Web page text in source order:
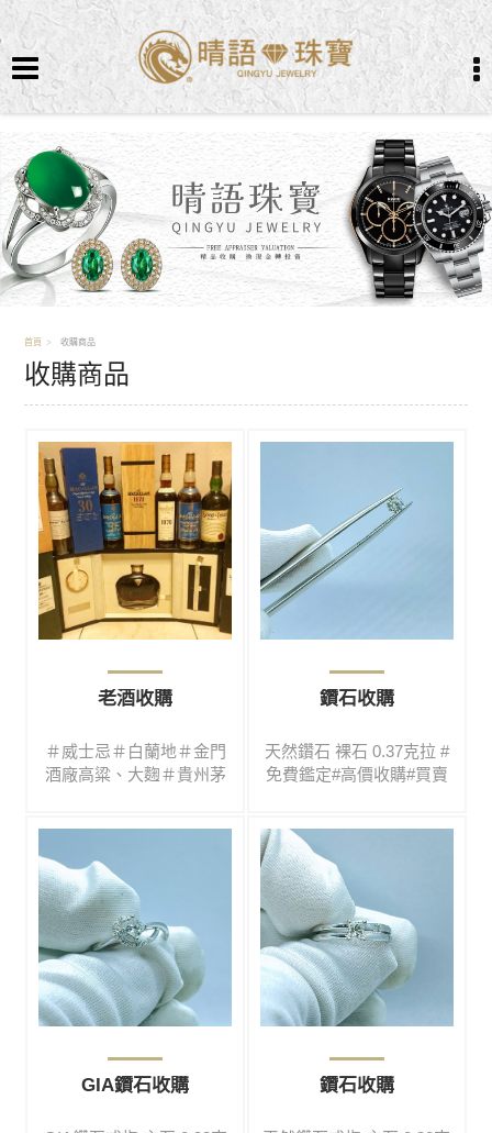
首頁 收購商品
收購商品
老酒收購
＃威士忌＃白蘭地＃金門
酒廠高粱、大麴＃貴州茅
0988969595
鑽石收購
天然鑽石 裸石 0.37克拉 #
免費鑑定#高價收購#買賣
GIA鑽石收購 鑽石收購